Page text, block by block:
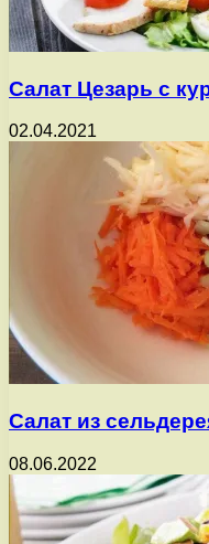
Салат Цезарь с
02.04.2021
Салат из
08.06.2022